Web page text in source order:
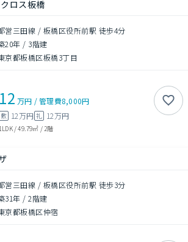
ロス板橋
営三田線 / 板橋区役所前駅 徒歩4分
20年 / 3階建
京都板橋区板橋3丁目
12 万円 /管理費8,000円
敷 12万円 礼 12万円
1LDK/49.79㎡ / 2階
営三田線 / 板橋区役所前駅 徒歩3分
31年 /2階建
京都板橋区仲宿